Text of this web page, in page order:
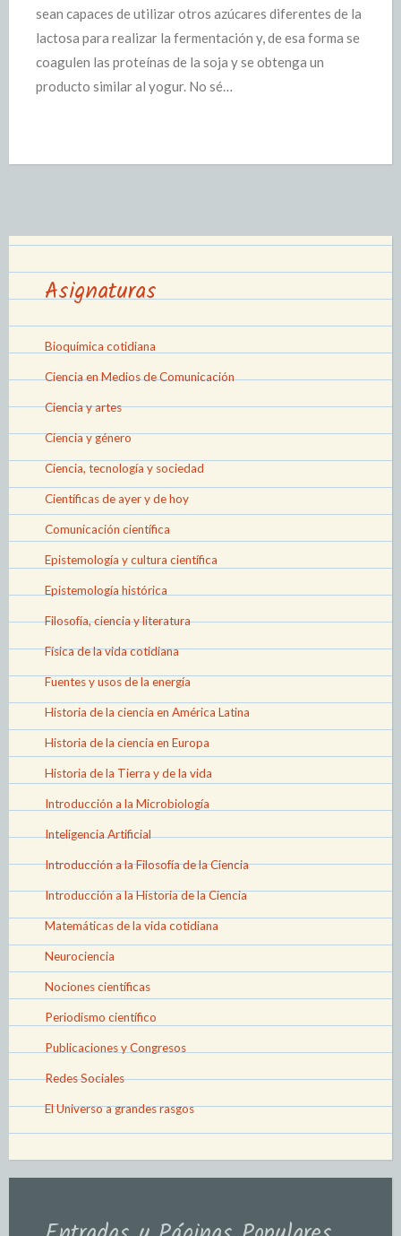
sean capaces de utilizar otros azúcares diferentes de la
lactosa para realizar la fermentación y, de esa forma se
coagulen las proteínas de la soja y se obtenga un
producto similar al yogur. No sé…
Asignaturas
Bioquímica cotidiana
Ciencia en Medios de Comunicación
Ciencia y artes
Ciencia y género
Ciencia, tecnología y sociedad
Científicas de ayer y de hoy
Comunicación científica
Epistemología y cultura científica
Epistemología histórica
Filosofía, ciencia y literatura
Física de la vida cotidiana
Fuentes y usos de la energía
Historia de la ciencia en América Latina
Historia de la ciencia en Europa
Historia de la Tierra y de la vida
Introducción a la Microbiología
Inteligencia Artificial
Introducción a la Filosofía de la Ciencia
Introducción a la Historia de la Ciencia
Matemáticas de la vida cotidiana
Neurociencia
Nociones científicas
Periodismo científico
Publicaciones y Congresos
Redes Sociales
El Universo a grandes rasgos